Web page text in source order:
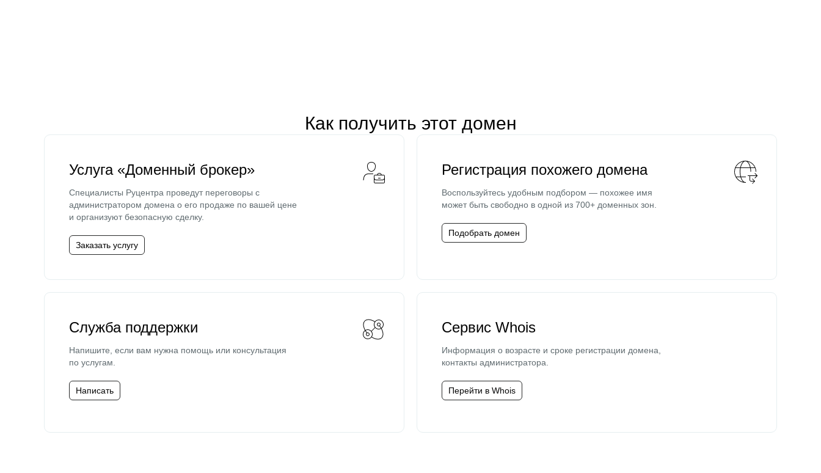
Как получить этот домен
Услуга «Доменный брокер»
Специалисты Руцентра проведут переговоры с
администратором домена о его продаже по вашей цене
и организуют безопасную сделку.
Заказать услугу
Регистрация похожего домена
Воспользуйтесь удобным подбором — похожее имя
может быть свободно в одной из 700+ доменных зон.
Подобрать домен
Служба поддержки
Напишите, если вам нужна помощь или консультация
по услугам.
Написать
Сервис Whois
Информация о возрасте и сроке регистрации домена,
контакты администратора.
Перейти в Whois